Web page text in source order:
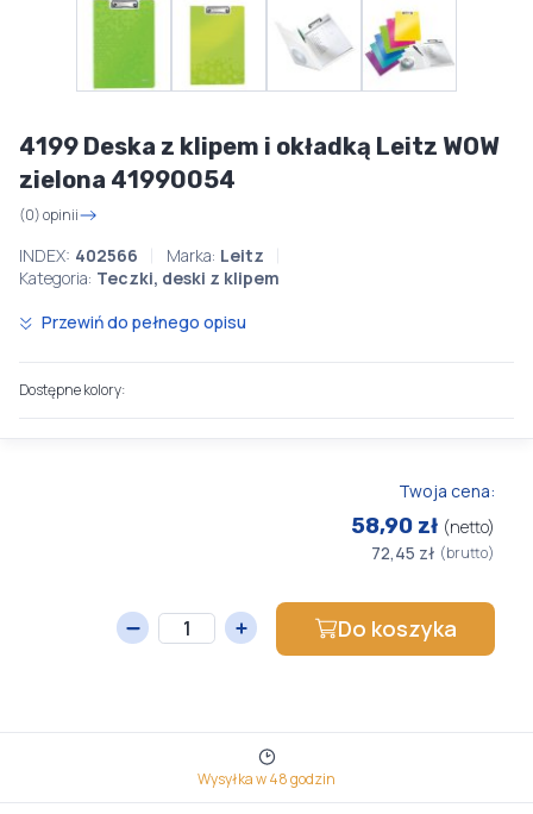
4199 Deska z klipem i okładką Leitz WOW
zielona 41990054
(0) opinii
INDEX: 402566 Marka: Leitz
Kategoria: Teczki, deski z klipem
Przewiń do pełnego opisu
Dostępne kolory:
Twoja cena:
58,90 zł (netto)
72,45 zł (brutto)
Do koszyka
Wysyłka w 48 godzin